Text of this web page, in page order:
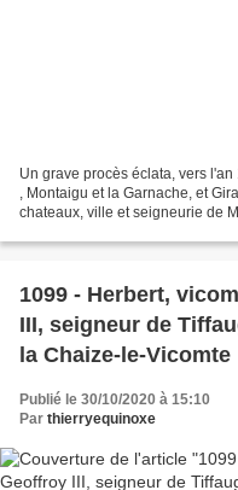
Un grave procès éclata, vers
, Montaigu et la Garnache, et
chateaux, ville et seigneurie de
1099 - Herbert,
III, seigneur de
la Chaize-le-Vicomte
Publié le 30/10/2020 à 15:10
Par thierryequinoxe